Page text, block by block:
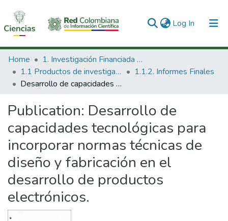
Log In (current)
Communities & Collections
All of DSpace
Home
1. Investigación Financiada con Recursos Públicos
1.1 Productos de investigación
1.1.2. Informes Finales
Desarrollo de capacidades tecnológicas para incorporar normas técnicas de diseño y fabricación en el desarrollo de productos electrónicos.
Publication: Desarrollo de
capacidades tecnológicas para
incorporar normas técnicas de
diseño y fabricación en el
desarrollo de productos
electrónicos.